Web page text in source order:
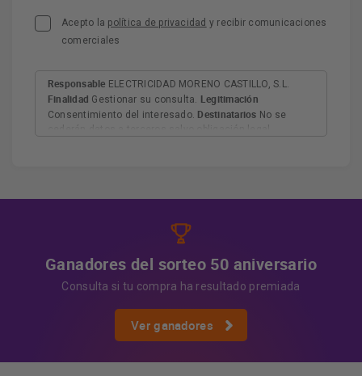
Acepto la política de privacidad y recibir comunicaciones
comerciales
Responsable ELECTRICIDAD MORENO CASTILLO, S.L.
Finalidad Gestionar su consulta. Legitimación
Consentimiento del interesado. Destinatarios No se
Ganadores del sorteo 50 aniversario
Consulta si tu compra ha resultado premiada
Ver ganadores